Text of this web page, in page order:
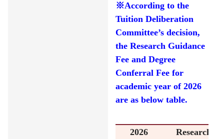
※According to the
Tuition Deliberation
Committee’s decision,
the Research Guidance
Fee and Degree
Conferral Fee for
academic year of 2026
are as below table.
2026
Research